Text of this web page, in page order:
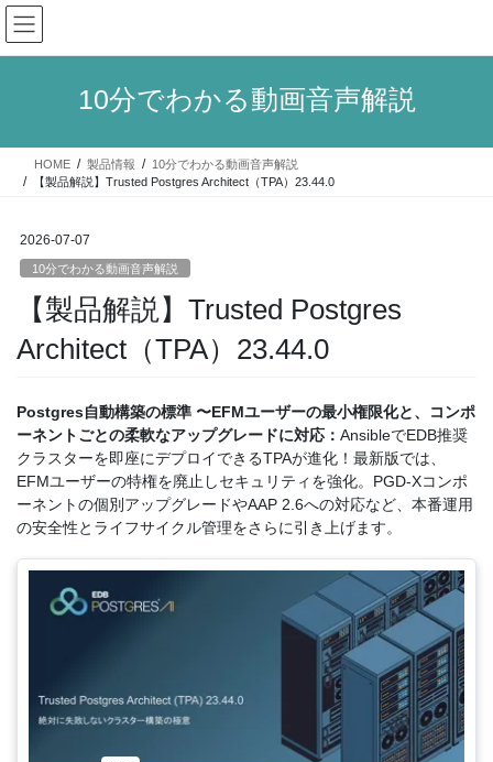
コ
ン
テ
ス
ナ
ビ
ゲ
ン
10分でわかる動画音声解説
HOME 製品情報
10分でわかる動画音声解説
【製品解説】Trusted Postgres Architect（TPA）23.44.0
2026-07-07
10分でわかる動画音声解説
【製品解説】Trusted Postgres
Architect（TPA）23.44.0
Postgres自動構築の標準 〜EFMユーザーの最小権限化と、コンポ
ーネントごとの柔軟なアップグレードに対応： AnsibleでEDB推奨
クラスターを即座にデプロイできるTPAが進化！最新版では、
EFMユーザーの特権を廃止しセキュリティを強化。PGD-Xコンポ
ーネントの個別アップグレードやAAP 2.6への対応など、本番運用
の安全性とライフサイクル管理をさらに引き上げます。